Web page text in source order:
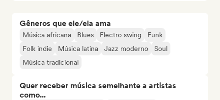
Gêneros que ele/ela ama
Música africana Blues Electro swing
Funk
Folk indie
Música latina Jazz moderno
Soul
Música tradicional
Quer receber música semelhante a artistas
como...